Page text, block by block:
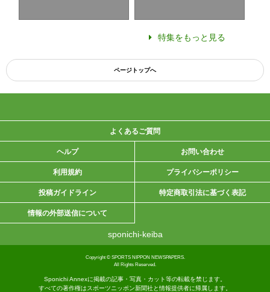
特集をもっと見る
ページトップへ
よくあるご質問
ヘルプ お問い合わせ
利用規約 プライバシーポリシー
投稿ガイドライン 特定商取引法に基づく表記
情報の外部送信について
sponichi-keiba
Copyright © SPORTS NIPPON NEWSPAPERS.
All Rights Reserved.
Sponichi Annexに掲載の記事・写真・カット等の転載を禁じます。
すべての著作権はスポーツニッポン新聞社と情報提供者に帰属します。